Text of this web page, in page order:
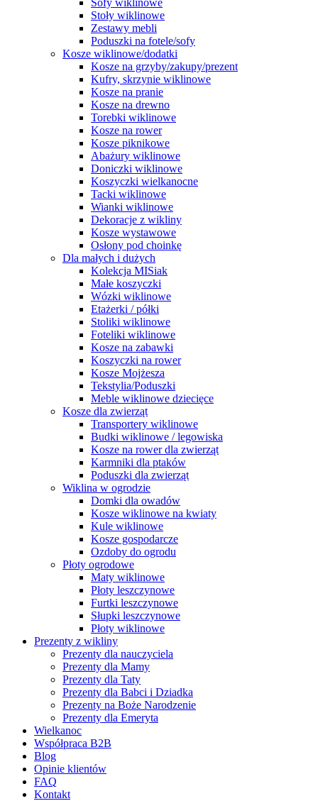
Sofy wiklinowe
Stoły wiklinowe
Zestawy mebli
Poduszki na fotele/sofy
Kosze wiklinowe/dodatki
Kosze na grzyby/zakupy/prezent
Kufry, skrzynie wiklinowe
Kosze na pranie
Kosze na drewno
Torebki wiklinowe
Kosze na rower
Kosze piknikowe
Abażury wiklinowe
Doniczki wiklinowe
Koszyczki wielkanocne
Tacki wiklinowe
Wianki wiklinowe
Dekoracje z wikliny
Kosze wystawowe
Osłony pod choinkę
Dla małych i dużych
Kolekcja MISiak
Małe koszyczki
Wózki wiklinowe
Etażerki / półki
Stoliki wiklinowe
Foteliki wiklinowe
Kosze na zabawki
Koszyczki na rower
Kosze Mojżesza
Tekstylia/Poduszki
Meble wiklinowe dziecięce
Kosze dla zwierząt
Transportery wiklinowe
Budki wiklinowe / legowiska
Kosze na rower dla zwierząt
Karmniki dla ptaków
Poduszki dla zwierząt
Wiklina w ogrodzie
Domki dla owadów
Kosze wiklinowe na kwiaty
Kule wiklinowe
Kosze gospodarcze
Ozdoby do ogrodu
Płoty ogrodowe
Maty wiklinowe
Płoty leszczynowe
Furtki leszczynowe
Słupki leszczynowe
Płoty wiklinowe
Prezenty z wikliny
Prezenty dla nauczyciela
Prezenty dla Mamy
Prezenty dla Taty
Prezenty dla Babci i Dziadka
Prezenty na Boże Narodzenie
Prezenty dla Emeryta
Wielkanoc
Współpraca B2B
Blog
Opinie klientów
FAQ
Kontakt